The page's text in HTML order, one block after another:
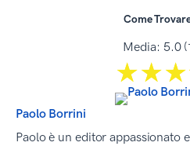
Come
Media: 5.0 (
Paolo Borrini
Paolo è un editor appassionato